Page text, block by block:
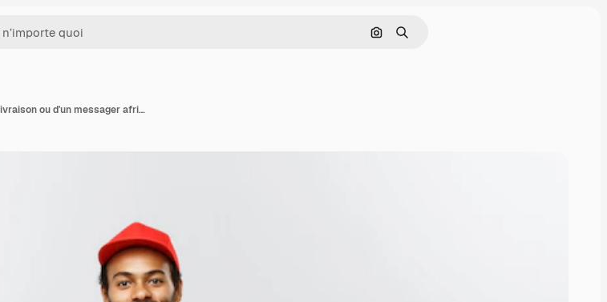
Rechercher par image
Rechercher
Concept de livraison - Portrait d'un homme de livraison ou d'un messager africain attrayant montrant un formulaire de document de confirmation pour signer. Isolé sur fond de studio gris. Espace de copie.